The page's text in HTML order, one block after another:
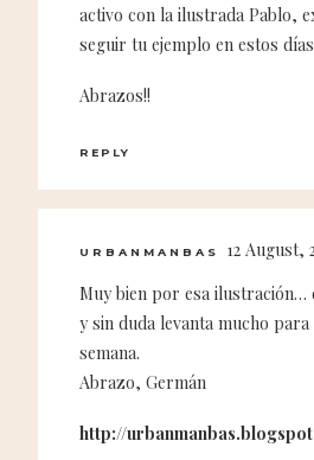
activo con la ilustrada Pablo,
seguir tu ejemplo en estos
Abrazos!!
REPLY
URBANMANBAS
12 August,
Muy bien por esa ilustración…
y sin duda levanta mucho
semana.
Abrazo, Germán
http://